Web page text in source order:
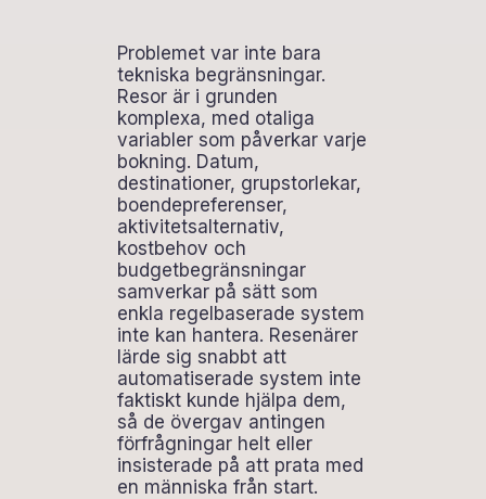
Problemet var inte bara
tekniska begränsningar.
Resor är i grunden
komplexa, med otaliga
variabler som påverkar varje
bokning. Datum,
destinationer, grupstorlekar,
boendepreferenser,
aktivitetsalternativ,
kostbehov och
budgetbegränsningar
samverkar på sätt som
enkla regelbaserade system
inte kan hantera. Resenärer
lärde sig snabbt att
automatiserade system inte
faktiskt kunde hjälpa dem,
så de övergav antingen
förfrågningar helt eller
insisterade på att prata med
en människa från start.